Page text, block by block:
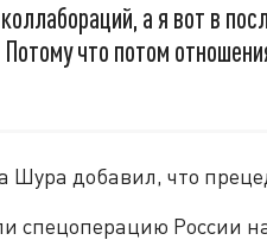
а я вот в
что потом
Шура добавил, что
спецоперацию России